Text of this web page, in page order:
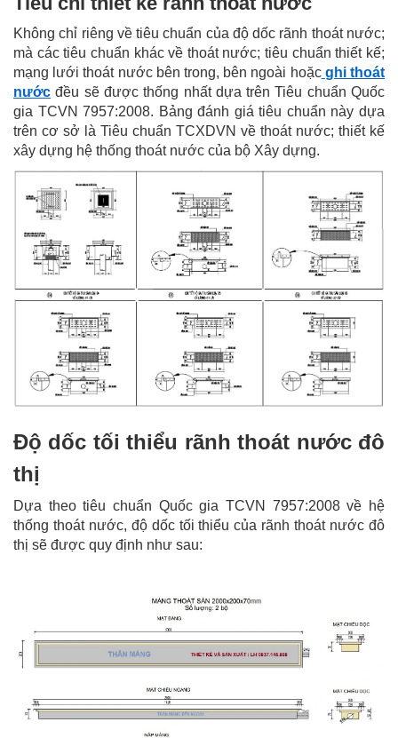
Không chỉ riêng về tiêu chuẩn của độ dốc rãnh thoát nước;
mà các tiêu chuẩn khác về thoát nước; tiêu chuẩn thiết kế;
mạng lưới thoát nước bên trong, bên ngoài hoặc ghi thoát
nước đều sẽ được thống nhất dựa trên Tiêu chuẩn Quốc
gia TCVN 7957:2008. Bảng đánh giá tiêu chuẩn này dựa
trên cơ sở là Tiêu chuẩn TCXDVN về thoát nước; thiết kế
xây dựng hệ thống thoát nước của bộ Xây dựng.
Độ dốc tối thiểu rãnh thoát nước đô
thị
Dựa theo tiêu chuẩn Quốc gia TCVN 7957:2008 về hệ
thống thoát nước, độ dốc tối thiểu của rãnh thoát nước đô
thị sẽ được quy định như sau: